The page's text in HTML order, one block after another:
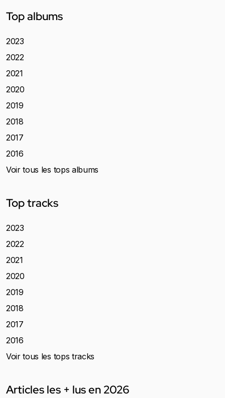
Top albums
2023
2022
2021
2020
2019
2018
2017
2016
Voir tous les tops albums
Top tracks
2023
2022
2021
2020
2019
2018
2017
2016
Voir tous les tops tracks
Articles les + lus en 2026